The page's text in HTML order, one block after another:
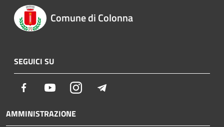
Comune di Colonna
SEGUICI SU
Facebook YoutubeInstagram
AMMINISTRAZIONE